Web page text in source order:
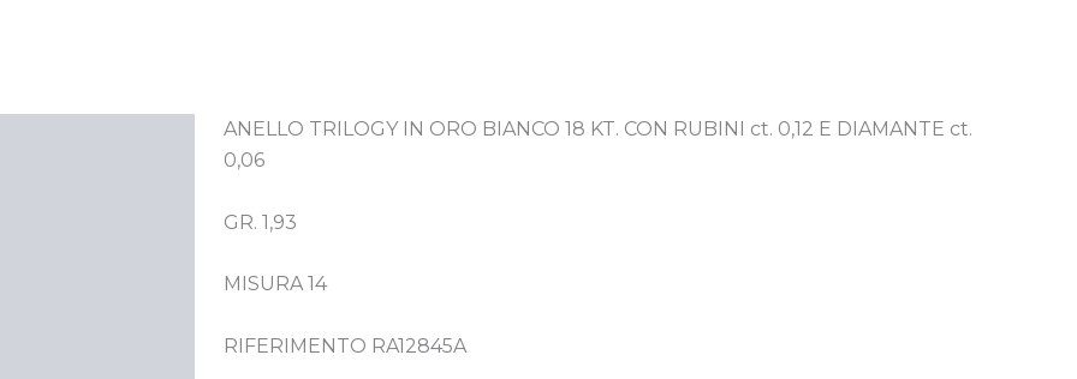
ANELLO TRILOGY IN ORO BIANCO 18 KT. CON RUBINI ct. 0,12 E DIAMANTE ct.
0,06
GR. 1,93
MISURA 14
RIFERIMENTO RA12845A